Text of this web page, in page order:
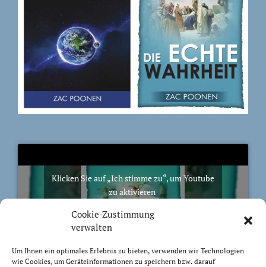
Cookie-Zustimmung
verwalten
Um Ihnen ein optimales Erlebnis zu bieten, verwenden wir Technologien
wie Cookies, um Geräteinformationen zu speichern bzw. darauf
Klicken Sie auf „Ich stimme zu“, um Youtube
zu aktivieren
Ich stimme zu